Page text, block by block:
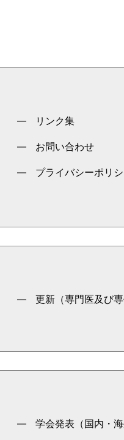
リンク集
お問い合わせ
プライバシーポリ
更新（専門医及び
学会発表（国内・海